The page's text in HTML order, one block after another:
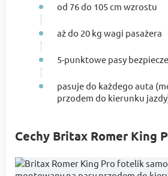
od 76 do 105 cm wzrostu
aż do 20 kg wagi pasażera
5-punktowe pasy
pasuje do każdego auta
przodem do kierunku
Cechy Britax Romer King